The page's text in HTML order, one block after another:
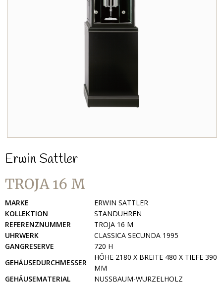
Erwin Sattler
TROJA 16 M
MARKE
ERWIN SATTLER
KOLLEKTION
STANDUHREN
REFERENZNUMMER
TROJA 16 M
UHRWERK
CLASSICA SECUNDA 1995
GANGRESERVE
720 H
GEHÄUSEDURCHMESSER
HÖHE 2180 X BREITE 480 X TIEFE 390
MM
GEHÄUSEMATERIAL
NUSSBAUM-WURZELHOLZ